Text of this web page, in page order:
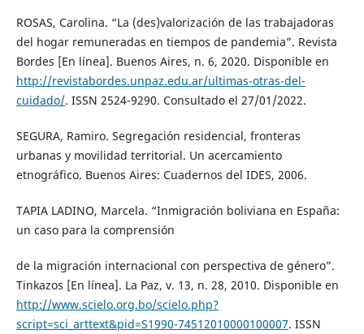
ROSAS, Carolina. “La (des)valorización de las trabajadoras
del hogar remuneradas en tiempos de pandemia”. Revista
Bordes [En línea]. Buenos Aires, n. 6, 2020. Disponible en
http://revistabordes.unpaz.edu.ar/ultimas-otras-del-
cuidado/. ISSN 2524-9290. Consultado el 27/01/2022.
SEGURA, Ramiro. Segregación residencial, fronteras
urbanas y movilidad territorial. Un acercamiento
etnográfico. Buenos Aires: Cuadernos del IDES, 2006.
TAPIA LADINO, Marcela. “Inmigración boliviana en España:
un caso para la comprensión
de la migración internacional con perspectiva de género”.
Tinkazos [En línea]. La Paz, v. 13, n. 28, 2010. Disponible en
http://www.scielo.org.bo/scielo.php?
script=sci_arttext&pid=S1990-74512010000100007. ISSN